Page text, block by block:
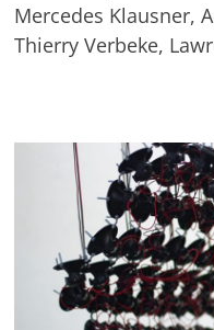
Mercedes Klausner,
Thierry Verbeke,